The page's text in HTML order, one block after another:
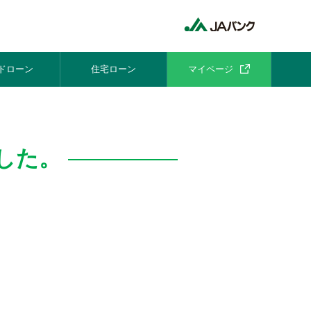
マイページ
ローン 住宅ローン
。